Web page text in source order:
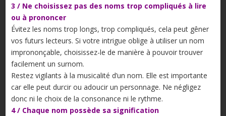
3 / Ne choisissez pas des noms trop compliqués à lire
ou à prononcer
Évitez les noms trop longs, trop compliqués, cela peut gêner
vos futurs lecteurs. Si votre intrigue oblige à utiliser un nom
imprononçable, choisissez-le de manière à pouvoir trouver
facilement un surnom.
Restez vigilants à la musicalité d’un nom. Elle est importante
car elle peut durcir ou adoucir un personnage. Ne négligez
donc ni le choix de la consonance ni le rythme.
4 / Chaque nom possède sa signification